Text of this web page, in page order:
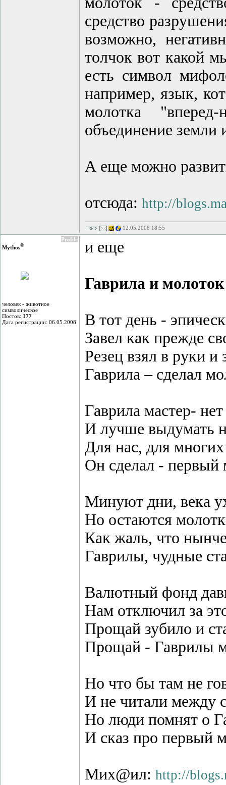
средство
возможно,
толчок вот какой
есть символ
например, язык,
молотка
объединение земли
А еще можно
отсюда: http://
12.05.2008 18:55
Profile
Mythos©
человек - животное
символическое
Постов: 177
Дата регистрации: 06.05.2008
и еще
Гаврила и молоток
В тот день -
Завел как прежде
Резец взял в руки и
Гаврила – сделал
Гаврила мастер-
И лучше выдумать
Для нас, для
Он сделал - первый
Минуют дни, века
Но остаются
Как жаль, что
Гаврилы, чудные
Валютный фонд
Нам отключил за
Прощай зубило и
Прощай - Гаврилы
Но что бы там не
И не читали между
Но люди помнят о
И сказ про первый
Мих@ил: http://